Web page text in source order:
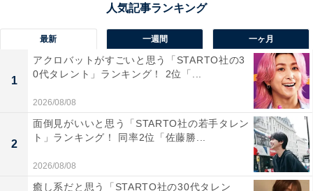
最新 一週間 一ヶ月
1
アクロバットがすごいと思う「STARTO社の3
0代タレント」ランキング！ 2位「...
2026/08/08
2
面倒見がいいと思う「STARTO社の若手タレン
ト」ランキング！ 同率2位「佐藤勝...
2026/08/08
癒し系だと思う「STARTO社の30代タレン